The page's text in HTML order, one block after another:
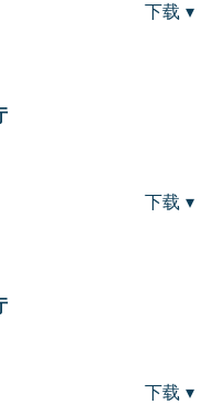
下载 ▾
下载 ▾
下载 ▾